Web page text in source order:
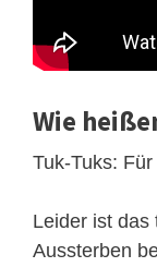
Wie
Tuk-Tuks:
Leider ist das
Aussterben